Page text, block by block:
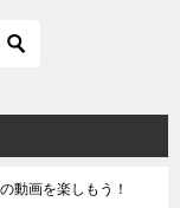
動画を楽しもう！